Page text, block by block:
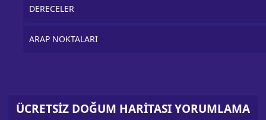
DERECELER
ARAP NOKTALARI
ÜCRETSİZ DOĞUM HARİTASI YORUMLAMA